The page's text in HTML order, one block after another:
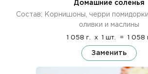
Домашние соленья
Состав: Корнишоны, черри
оливки и маслины
1 058 г. x 1 шт. = 1 058
Заменить